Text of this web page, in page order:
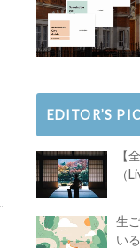
EDITOR’S
【
（
生
い